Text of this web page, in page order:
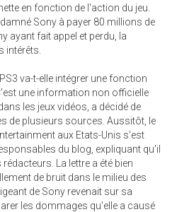
en fonction de l'action du jeu.
Sony à payer 80 millions de
ayant fait appel et perdu, la
intérêts.
va-t-elle intégrer une fonction
une information non officielle
les jeux vidéos, a décidé de
de plusieurs sources. Aussitôt, le
aux Etats-Unis s'est
du blog, expliquant qu'il
La lettre a été bien
de bruit dans le milieu des
de Sony revenait sur sa
les dommages qu'elle a causé